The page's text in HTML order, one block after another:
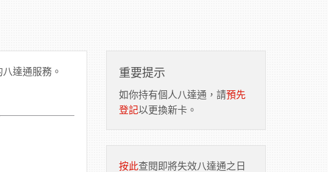
達通服務。 重要提示
如你持有個人八達通，請預先
登記以更換新卡。
按此查閱即將失效八達通之日